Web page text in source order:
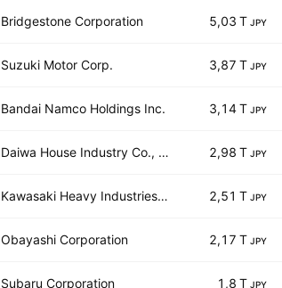
Bridgestone Corporation 5,03 T JPY
Suzuki Motor Corp. 3,87 T JPY
Bandai Namco Holdings Inc. 3,14 T JPY
Daiwa House Industry Co., Ltd. 2,98 T JPY
Kawasaki Heavy Industries Ltd. 2,51 T JPY
Obayashi Corporation 2,17 T JPY
Subaru Corporation 1,8 T JPY